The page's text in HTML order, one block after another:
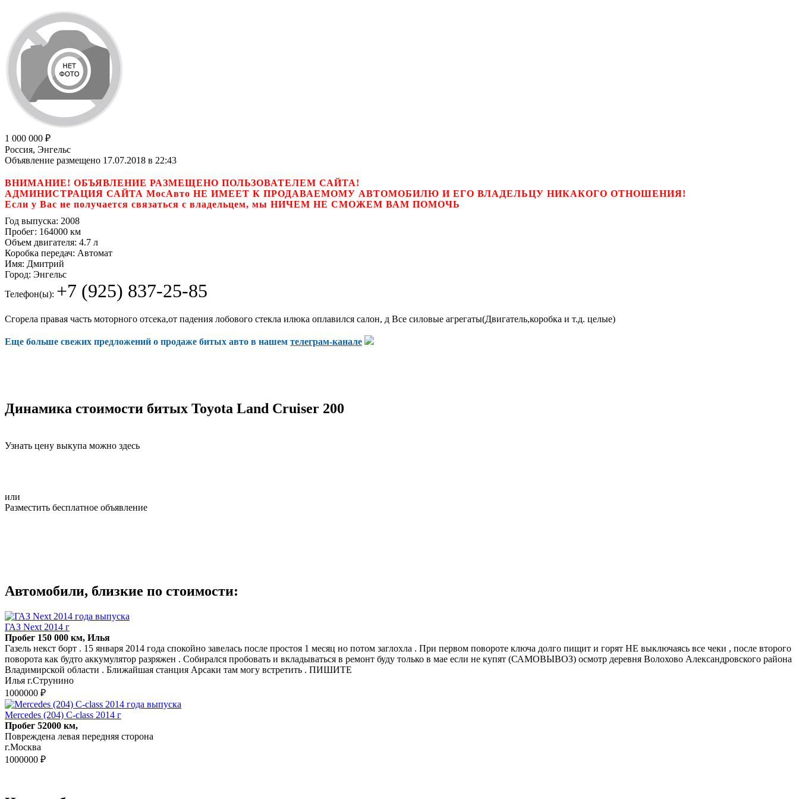
1 000 000 ₽
Россия, Энгельс
Объявление размещено 17.07.2018 в 22:43
ВНИМАНИЕ! ОБЪЯВЛЕНИЕ РАЗМЕЩЕНО ПОЛЬЗОВАТЕЛЕМ САЙТА!
АДМИНИСТРАЦИЯ САЙТА МосАвто НЕ ИМЕЕТ К ПРОДАВАЕМОМУ АВТОМОБИЛЮ И ЕГО ВЛАДЕЛЬЦУ НИКАКОГО ОТНОШЕНИЯ!
Если у Вас не получается связаться с владельцем, мы НИЧЕМ НЕ СМОЖЕМ ВАМ ПОМОЧЬ
Год выпуска: 2008
Пробег: 164000 км
Объем двигателя: 4.7 л
Коробка передач: Автомат
Имя: Дмитрий
Город: Энгельс
Телефон(ы): +7 (925) 837-25-85
Сгорела правая часть моторного отсека,от падения лобового стекла илюка оплавился салон, д Все силовые агрегаты(Двигатель,коробка и т.д. целые)
Еще больше свежих предложений о продаже битых авто в нашем телеграм-канале
Динамика стоимости битых Toyota Land Cruiser 200
Узнать цену выкупа можно здесь
или
Разместить бесплатное объявление
Автомобили, близкие по стоимости:
ГАЗ Next 2014 г
Пробег 150 000 км, Илья
Газель некст борт . 15 января 2014 года спокойно завелась после простоя 1 месяц но потом заглохла . При первом повороте ключа долго пищит и горят НЕ выключаясь все чеки , после второго
поворота как будто аккумулятор разряжен . Собирался пробовать и вкладываться в ремонт буду только в мае если не купят (САМОВЫВОЗ) осмотр деревня Волохово Александровского района
Владимирской области . Ближайшая станция Арсаки там могу встретить . ПИШИТЕ
Илья г.Струнино
1000000 ₽
Mercedes (204) C-class 2014 г
Пробег 52000 км,
Повреждена левая передняя сторона
г.Москва
1000000 ₽